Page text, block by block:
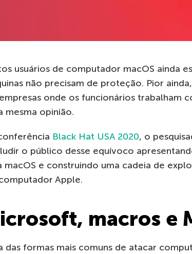
usuários de computador macOS ainda
não precisam de proteção. Pior
onde os funcionários trabalham
mesma opinião.
Black Hat USA 2020, o
o público desse equívoco
macOS e construindo uma cadeia de
Apple.
macros e
das formas mais comuns de atacar